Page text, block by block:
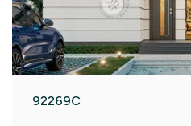
92269C